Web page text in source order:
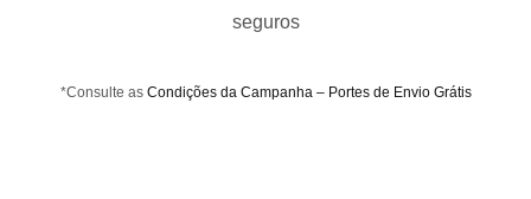
seguros
*Consulte as Condições da Campanha – Portes de Envio Grátis